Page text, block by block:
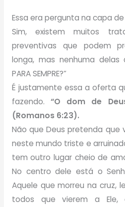
Essa era pergunta na capa
Sim, existem muitos
preventivas que podem
longa, mas nenhuma delas
PARA SEMPRE?”
É justamente essa a oferta
fazendo.“O dom de
(Romanos 6:23).
Não que Deus pretenda que
neste mundo triste e
tem outro lugar cheio de
No centro dele está o
Aquele que morreu na cruz,
todos que vierem a